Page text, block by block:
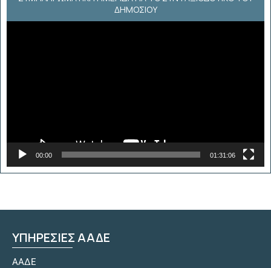
ΔΗΜΟΣΙΟΥ
00:00 01:31:06
ΥΠΗΡΕΣΙΕΣ ΑΑΔΕ
ΑΑΔΕ